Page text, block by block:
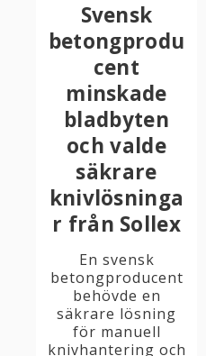
Svensk
betongprodu
cent
minskade
bladbyten
och valde
säkrare
knivlösninga
r från Sollex
En svensk
betongproducent
behövde en
säkrare lösning
för manuell
knivhantering och